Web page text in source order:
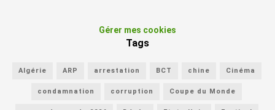
Gérer mes cookies
Tags
Algérie ARP arrestation BCT chine Cinéma
condamnation corruption Coupe du Monde